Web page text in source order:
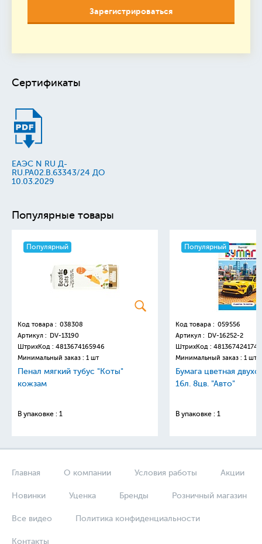
Зарегистрироваться
Сертификаты
ЕАЭС N RU Д-
RU.PA02.B.63343/24 ДО
10.03.2029
Популярные товары
Популярный
Код товара : 038308
Артикул : DV-13190
ШтрихКод : 4813674165946
Минимальный заказ : 1 шт
Пенал мягкий тубус "Коты"
кожзам
В упаковке : 1
Популярный
Код товара : 059556
Артикул : DV-16252-2
ШтрихКод : 4813674241749
Минимальный заказ : 1 шт
Бумага цветная
16л. 8цв. "Авто"
В упаковке : 1
Главная О компании Условия работы Акции
Новинки Уценка Бренды Розничный магазин
Все видео Политика конфиденциальности
Контакты